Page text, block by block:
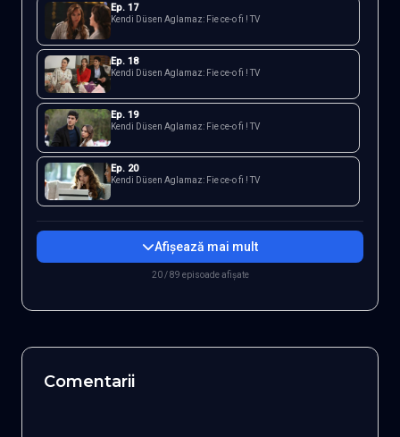
Ep. 17
Kendi Düsen Aglamaz: Fie ce-o fi ! TV
Ep. 18
Kendi Düsen Aglamaz: Fie ce-o fi ! TV
Ep. 19
Kendi Düsen Aglamaz: Fie ce-o fi ! TV
Ep. 20
Kendi Düsen Aglamaz: Fie ce-o fi ! TV
Afișează mai mult
20 / 89 episoade afișate
Comentarii